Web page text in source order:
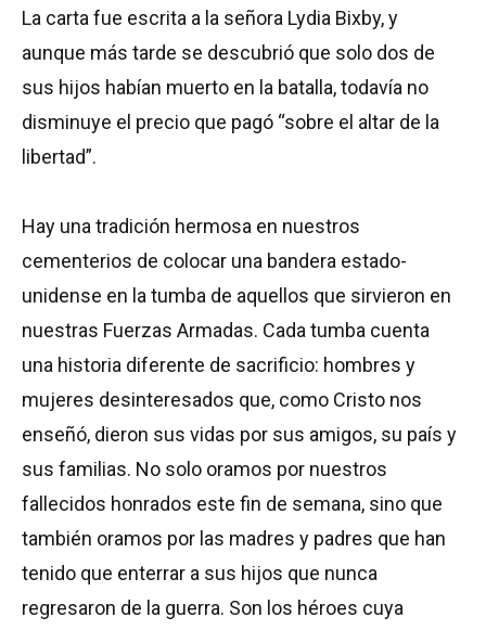
La carta fue escrita a la señora Lydia Bixby, y
aunque más tarde se descubrió que solo dos de
sus hijos habían muerto en la batalla, todavía no
disminuye el precio que pagó “sobre el altar de la
libertad”.
Hay una tradición hermosa en nuestros
cementerios de colocar una bandera estado-
unidense en la tumba de aquellos que sirvieron en
nuestras Fuerzas Armadas. Cada tumba cuenta
una historia diferente de sacrificio: hombres y
mujeres desinteresados que, como Cristo nos
enseñó, dieron sus vidas por sus amigos, su país y
sus familias. No solo oramos por nuestros
fallecidos honrados este fin de semana, sino que
también oramos por las madres y padres que han
tenido que enterrar a sus hijos que nunca
regresaron de la guerra. Son los héroes cuya